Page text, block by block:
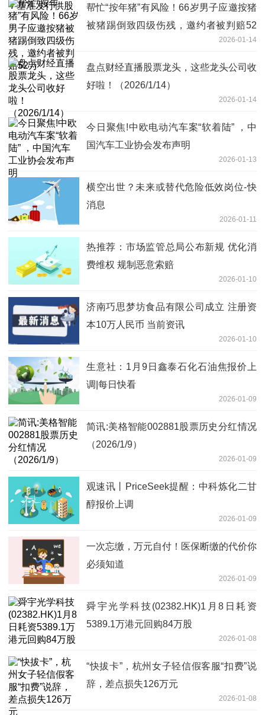
帮忙“按年猪”有风险！66岁男子应邀按猪
被猪踢倒致四级伤残，邀约者被判赔52
2026-01-14
盘点财经直播股票龙头，这些龙头公司收
好啦！（2026/1/14）
2026-01-14
今日聚焦!中欧电动汽车案“软着陆” ，中
国汽车工业协会发布声明
2026-01-13
横空出世？未来或替代危险低效岗位-快
消息
2026-01-11
热推荐：市场监管总局公布新规 优化消
费维权 规制恶意索赔
2026-01-10
济南巧思梦坊食品有限公司成立 注册资
本10万人民币 当前资讯
2026-01-10
生意社：1月9日鑫泰石化石油焦报价上
调|每日快看
2026-01-09
简讯:美格智能002881股票历史分红情况
（2026/1/9）
2026-01-09
观速讯丨PriceSeek提醒：中科炼化二甘
醇报价上调
2026-01-09
一次忘缴，万元自付！医保断缴的代价你
必须知道
2026-01-09
舜宇光学科技(02382.HK)1月8日耗资
5389.1万港元回购84万股
2026-01-08
“快拔卡”，杭州女子轻信假客服“扣费”说
辞，差点损失126万元
2026-01-08